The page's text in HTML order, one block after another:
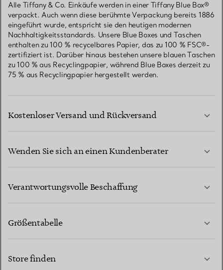
Alle Tiffany & Co. Einkäufe werden in einer Tiffany Blue Box®
verpackt. Auch wenn diese berühmte Verpackung bereits 1886
eingeführt wurde, entspricht sie den heutigen modernen
Nachhaltigkeitsstandards. Unsere Blue Boxes und Taschen
enthalten zu 100 % recycelbares Papier, das zu 100 % FSC®-
zertifiziert ist. Darüber hinaus bestehen unsere blauen Taschen
zu 100 % aus Recyclingpapier, während Blue Boxes derzeit zu
75 % aus Recyclingpapier hergestellt werden.
Kostenloser Versand und Rückversand
Wenden Sie sich an einen Kundenberater
Verantwortungsvolle Beschaffung
Größentabelle
Store finden